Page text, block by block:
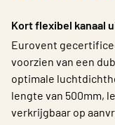
Choose languge
Kort flexibel kanaal
Eurovent
voorzien van een
optimale
lengte van 500mm,
verkrijgbaar op